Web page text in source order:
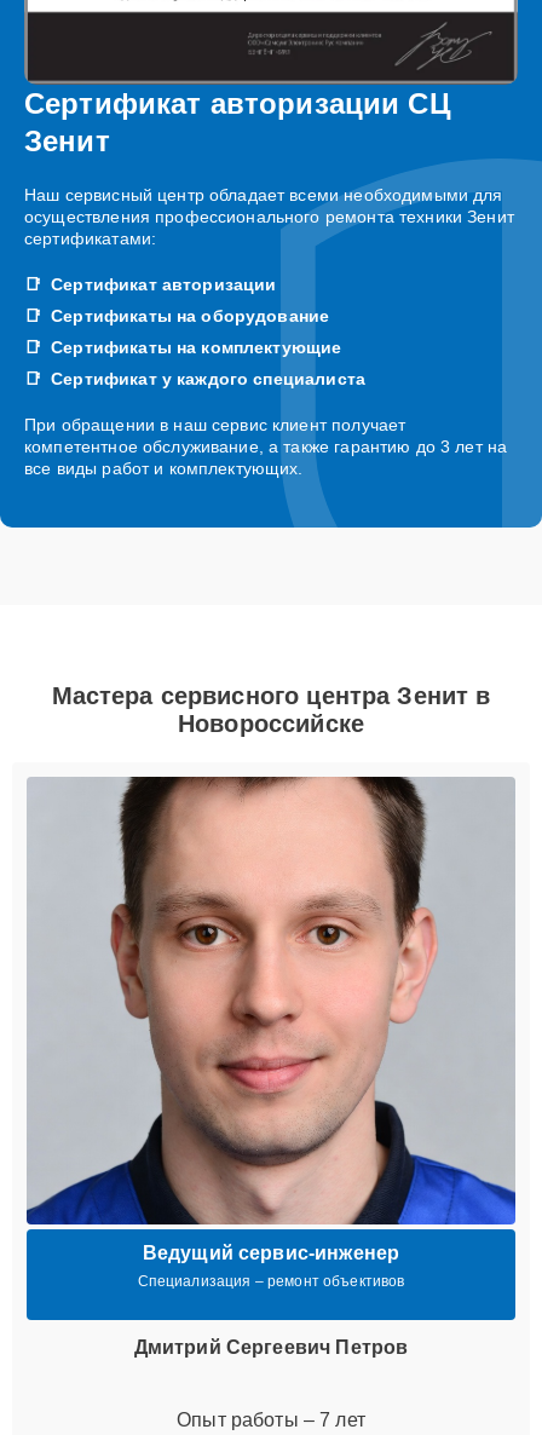
Сертификат авторизации СЦ
Зенит
Наш сервисный центр обладает всеми необходимыми для
осуществления профессионального ремонта техники Зенит
сертификатами:
Сертификат авторизации
Сертификаты на оборудование
Сертификаты на комплектующие
Сертификат у каждого специалиста
При обращении в наш сервис клиент получает
компетентное обслуживание, а также гарантию до 3 лет на
все виды работ и комплектующих.
Мастера сервисного центра Зенит в
Новороссийске
Ведущий сервис-инженер
Специализация – ремонт объективов
Дмитрий Сергеевич Петров
Опыт работы – 7 лет